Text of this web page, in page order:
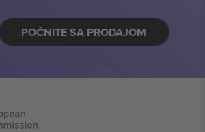
POČNITE SA PRODAJOM